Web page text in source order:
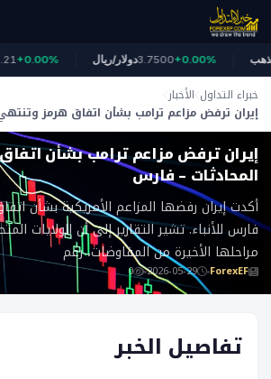
+0.00% دولار/ريال3.7500+0.00% الذهب
خبراء التداول الأخبار
إيران ترفض مزاعم ترامب بشأن اتفاق هرمز
ForexEF
إيران ترفض مزاعم ترامب بشأن
المحادثات – فارس
أكدت إيران رفضها المزاعم الأمريكية بشأن
فارس للأنباء. تشير التقارير إلى أن الولايات
مراحلها الأخيرة من المفاوضات، رغم
ForexEF
2026-05-29
0
تفاصيل الخبر